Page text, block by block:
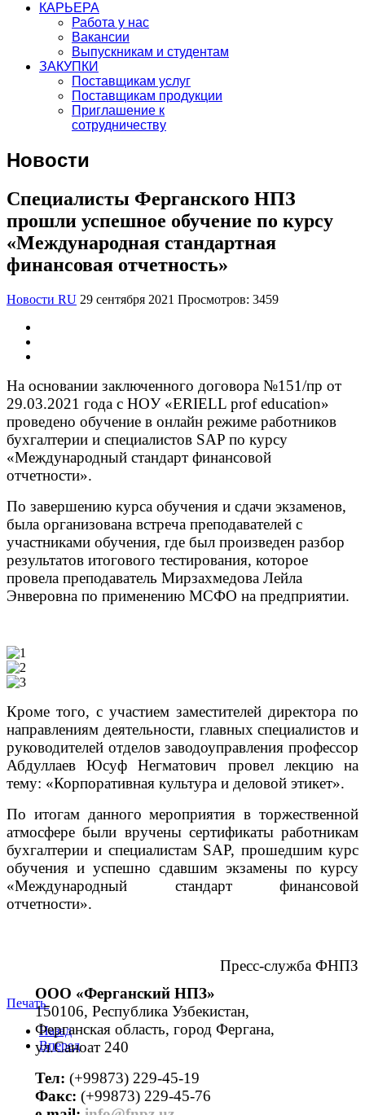
КАРЬЕРА
Работа у нас
Вакансии
Выпускникам и студентам
ЗАКУПКИ
Поставщикам услуг
Поставщикам продукции
Приглашение к
сотрудничеству
Новости
Специалисты Ферганского НПЗ
прошли успешное обучение по курсу
«Международная стандартная
финансовая отчетность»
Новости RU 29 сентября 2021 Просмотров: 3459
На основании заключенного договора №151/пр от
29.03.2021 года с HOУ «ERIELL prof education»
проведено обучение в онлайн режиме работников
бухгалтерии и специалистов SAP по курсу
«Международный стандарт финансовой
отчетности».
По завершению курса обучения и сдачи экзаменов,
была организована встреча преподавателей с
участниками обучения, где был произведен разбор
результатов итогового тестирования, которое
провела преподаватель Мирзахмедова Лейла
Энверовна по применению МСФО на предприятии.
Кроме того, с участием заместителей директора по
направлениям деятельности, главных специалистов и
руководителей отделов заводоуправления профессор
Абдуллаев Юсуф Негматович провел лекцию на
тему: «Корпоративная культура и деловой этикет».
По итогам данного мероприятия в торжественной
атмосфере были вручены сертификаты работникам
бухгалтерии и специалистам SAP, прошедшим курс
обучения и успешно сдавшим экзамены по курсу
«Международный стандарт финансовой
отчетности».
Пресс-служба ФНПЗ
Печать
Назад
Вперед
ООО «Ферганский НПЗ»
150106, Республика Узбекистан,
Ферганская область, город Фергана,
ул.Саноат 240
Тел: (+99873) 229-45-19
Факс: (+99873) 229-45-76